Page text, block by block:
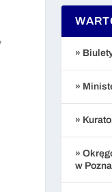
»
»
»
»
w